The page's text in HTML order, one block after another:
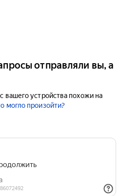
отправляли вы, а
вашего устройства похожи на
могло произойти?